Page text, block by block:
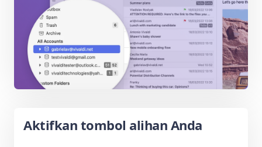
Aktifkan tombol alihan Anda